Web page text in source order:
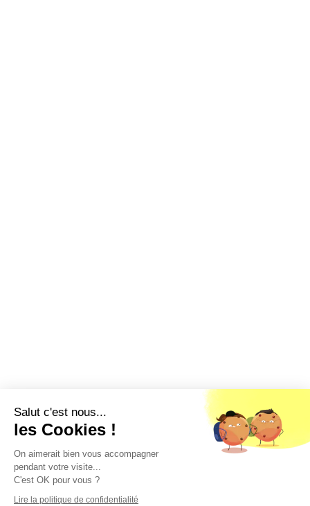
Salut c'est nous...
les Cookies !
On aimerait bien vous accompagner
pendant votre visite...
C'est OK pour vous ?
Lire la politique de confidentialité